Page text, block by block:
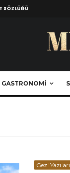
SÖZLÜĞÜ
GASTRONOMI
Gezi Yazıları